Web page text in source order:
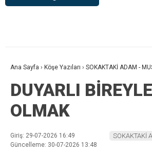
Ana Sayfa › Köşe Yazıları › SOKAKTAKİ ADAM -
DUYARLI
OLMAK
Giriş: 29-07-2026 16:49
Güncelleme: 30-07-2026 13:48
SOKAKTAKİ